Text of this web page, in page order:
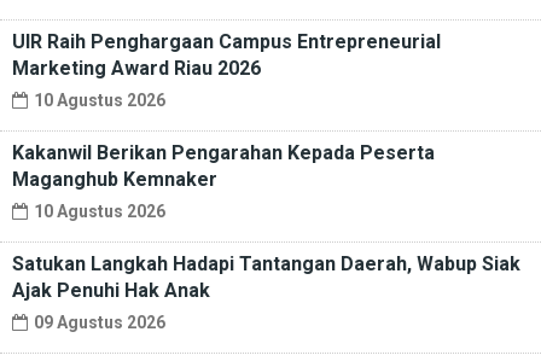
UIR Raih Penghargaan Campus Entrepreneurial
Marketing Award Riau 2026
10 Agustus 2026
Kakanwil Berikan Pengarahan Kepada Peserta
Maganghub Kemnaker
10 Agustus 2026
Satukan Langkah Hadapi Tantangan Daerah, Wabup Siak
Ajak Penuhi Hak Anak
09 Agustus 2026